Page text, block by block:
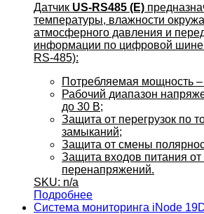
Датчик US-RS485 (E)
температуры, влажности
атмосферного давления и
информации по цифровой шине
RS-485):
Потребляемая мощность
Рабочий диапазон
до 30 В;
Защита от перегрузок по
замыканий;
Защита от смены
Защита входов питания
перенапряжений.
SKU: n/a
Подробнее
Система мониторинга iNode